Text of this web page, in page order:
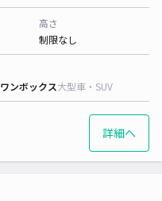
高さ
制限なし
ワンボックス大型車・SUV
詳細へ